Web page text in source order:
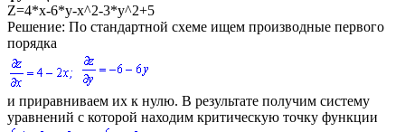
Z=4*x-6*y-x^2-3*y^2+5
Решение: По стандартной схеме ищем производные первого
порядка
и приравниваем их к нулю. В результате получим систему
уравнений с которой находим критическую точку функции